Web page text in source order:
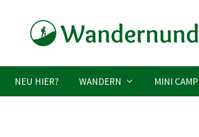
NEU HIER? WANDERN MINI